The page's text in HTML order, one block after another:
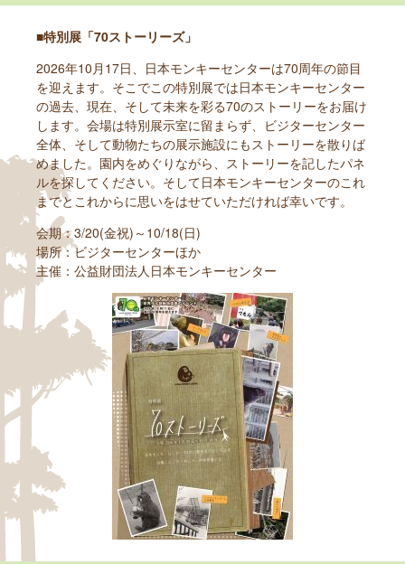
■特別展「70ストーリーズ」
2026年10月17日、日本モンキーセンターは70周年の節目
を迎えます。そこでこの特別展では日本モンキーセンター
の過去、現在、そして未来を彩る70のストーリーをお届け
します。会場は特別展示室に留まらず、ビジターセンター
全体、そして動物たちの展示施設にもストーリーを散りば
めました。園内をめぐりながら、ストーリーを記したパネ
ルを探してください。そして日本モンキーセンターのこれ
までとこれからに思いをはせていただければ幸いです。
会期：3/20(金祝)～10/18(日)
場所：ビジターセンターほか
主催：公益財団法人日本モンキーセンター